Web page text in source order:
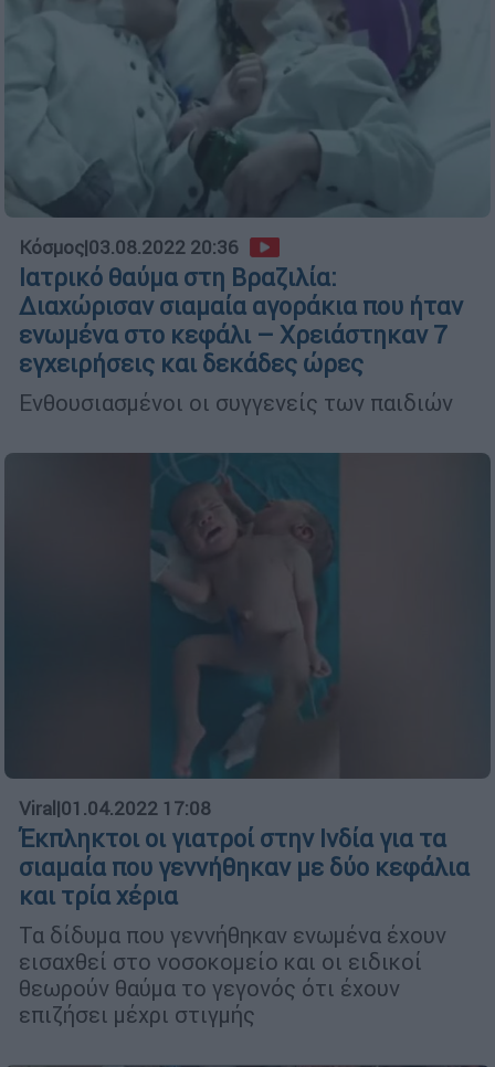
Κόσμος|03.08.2022 20:36
Ιατρικό θαύμα στη Βραζιλία:
Διαχώρισαν σιαμαία αγοράκια που ήταν
ενωμένα στο κεφάλι – Χρειάστηκαν 7
εγχειρήσεις και δεκάδες ώρες
Ενθουσιασμένοι οι συγγενείς των παιδιών
Viral|01.04.2022 17:08
Έκπληκτοι οι γιατροί στην Ινδία για τα
σιαμαία που γεννήθηκαν με δύο κεφάλια
και τρία χέρια
Τα δίδυμα που γεννήθηκαν ενωμένα έχουν
εισαχθεί στο νοσοκομείο και οι ειδικοί
θεωρούν θαύμα το γεγονός ότι έχουν
επιζήσει μέχρι στιγμής